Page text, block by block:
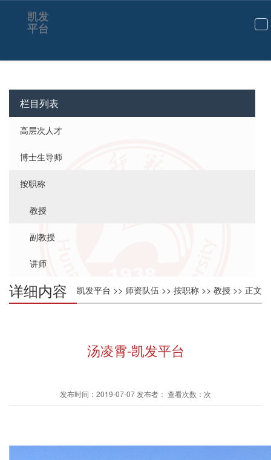
切
航
凯发
平台
栏目列表
高层次人才
博士生导师
按职称
教授
副教授
讲师
凯发平台 >> 师资队伍 >> 按职称 >> 教授 >> 正文
详细内容
汤凌霄-凯发平台
发布时间：2019-07-07 发布者： 查看次数：次